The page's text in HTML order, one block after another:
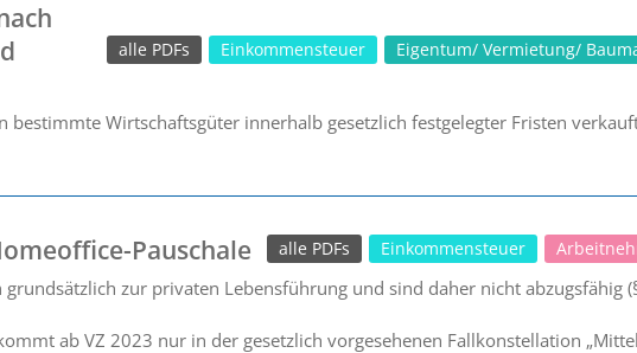
Eigentum/ Vermietung/
Einkommensteuer
alle PDFs
bestimmte Wirtschaftsgüter innerhalb gesetzlich festgelegter Fristen
Pauschale Einkommensteuer
alle PDFs
zur privaten Lebensführung und sind daher nicht abzugsfähig
ab VZ 2023 nur in der gesetzlich vorgesehenen Fallkonstellation